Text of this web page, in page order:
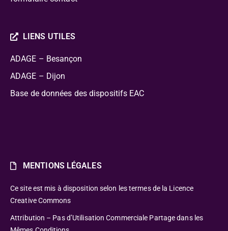
LIENS UTILES
ADAGE – Besançon
ADAGE – Dijon
Base de données des dispositifs EAC
MENTIONS LÉGALES
Ce site est mis à disposition selon les termes de la Licence
Creative Commons
Attribution – Pas d’Utilisation Commerciale Partage dans les